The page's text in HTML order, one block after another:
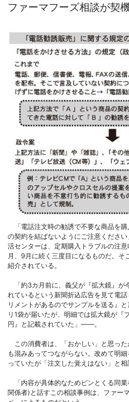
ファーマフーズ相談が契
「電話注文時の勧誘で不要な商品を購
の契約を結ばないようにご注意くださ
活センターは、定期購入トラブルの注
月、9月に続く三度目になるものだ。そ
紹介されている。
「約3カ月前に、義父が『拡大鏡』が
れているという新聞折込広告を見て電
リメントがあるのでサンプルを送る』
リ1袋が届いたが、明細では拡大鏡が『
円』と記載されていた」――。
この消費者は、「おかしい」と思っ
も混みあってつながらない。改めて明
っていたが「注文した覚えはない」と相
「内容が具体的なためピンとくる同
関係者)と話すこの相談事例は、ファー